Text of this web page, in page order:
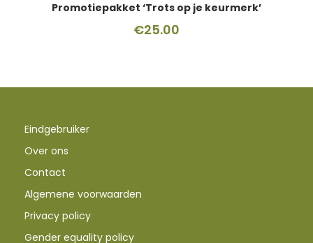
Promotiepakket ‘Trots op je keurmerk’
€25.00
Eindgebruiker
Over ons
Contact
Algemene voorwaarden
Privacy policy
Gender equality policy